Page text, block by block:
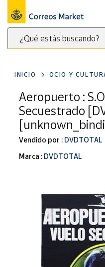
¿Qué estás buscando?
clave
para
buscar
productos
Correos
Menú
Nuestro
catálogo
Alimentación
Bebidas
Ocio y cultura
Juguetes y
juegos
Libros y
INICIO OCIO Y
Aeropuerto :
Secuestrado
Vendido por : DVDTOTAL
Marca : DVDTOTAL